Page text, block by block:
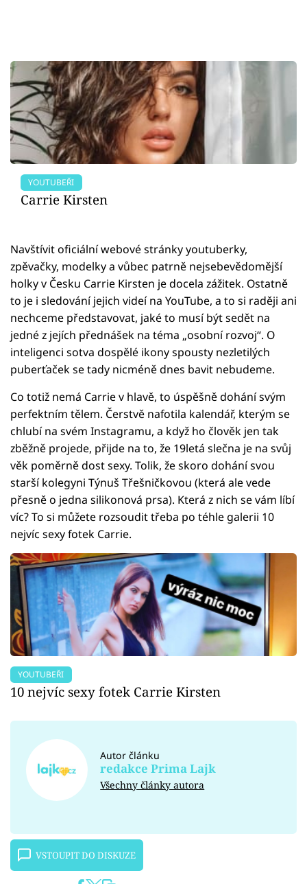
YOUTUBEŘI
Carrie Kirsten
Navštívit oficiální webové stránky youtuberky,
zpěvačky, modelky a vůbec patrně nejsebevědomější
holky v Česku Carrie Kirsten je docela zážitek. Ostatně
to je i sledování jejich videí na YouTube, a to si raději ani
nechceme představovat, jaké to musí být sedět na
jedné z jejích přednášek na téma „osobní rozvoj“. O
inteligenci sotva dospělé ikony spousty nezletilých
puberťaček se tady nicméně dnes bavit nebudeme.
Co totiž nemá Carrie v hlavě, to úspěšně dohání svým
perfektním tělem. Čerstvě nafotila kalendář, kterým se
chlubí na svém Instagramu, a když ho člověk jen tak
zběžně projede, přijde na to, že 19letá slečna je na svůj
věk poměrně dost sexy. Tolik, že skoro dohání svou
starší kolegyni Týnuš Třešničkovou (která ale vede
přesně o jedna silikonová prsa). Která z nich se vám líbí
víc? To si můžete rozsoudit třeba po téhle galerii 10
nejvíc sexy fotek Carrie.
YOUTUBEŘI
10 nejvíc sexy fotek Carrie Kirsten
Autor článku
redakce Prima Lajk
Všechny články autora
VSTOUPIT DO DISKUZE